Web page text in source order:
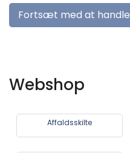
ve.)
symbol
Fortsæt med at handle
Webshop
Affaldsskilte